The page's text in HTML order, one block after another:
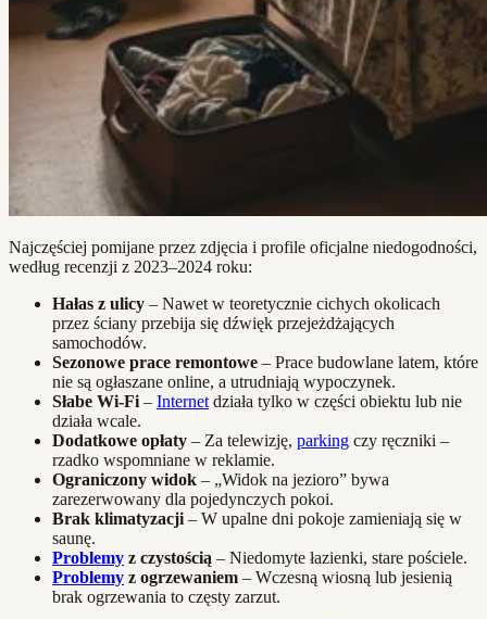
Najczęściej pomijane przez zdjęcia i profile oficjalne niedogodności,
według recenzji z 2023–2024 roku:
Hałas z ulicy – Nawet w teoretycznie cichych okolicach
przez ściany przebija się dźwięk przejeżdżających
samochodów.
Sezonowe prace remontowe – Prace budowlane latem, które
nie są ogłaszane online, a utrudniają wypoczynek.
Słabe Wi-Fi – Internet działa tylko w części obiektu lub nie
działa wcale.
Dodatkowe opłaty – Za telewizję, parking czy ręczniki –
rzadko wspomniane w reklamie.
Ograniczony widok – „Widok na jezioro” bywa
zarezerwowany dla pojedynczych pokoi.
Brak klimatyzacji – W upalne dni pokoje zamieniają się w
saunę.
Problemy z czystością – Niedomyte łazienki, stare pościele.
Problemy z ogrzewaniem – Wczesną wiosną lub jesienią
brak ogrzewania to częsty zarzut.